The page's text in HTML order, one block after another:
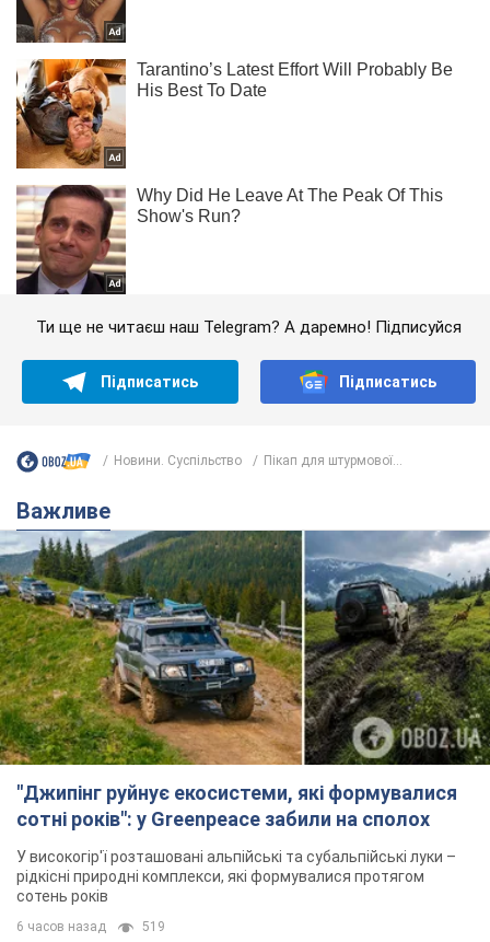
Ти ще не читаєш наш Telegram? А даремно! Підписуйся
Підписатись Підписатись
Новини. Суспільство Пікап для штурмової...
Важливе
"Джипінг руйнує екосистеми, які формувалися
сотні років": у Greenpeace забили на сполох
У високогір'ї розташовані альпійські та субальпійські луки –
рідкісні природні комплекси, які формувалися протягом
сотень років
6 часов назад 519